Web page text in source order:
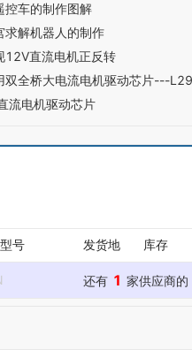
控车的制作图解
求解机器人的制作
12V直流电机正反转
双全桥大电流电机驱动芯片---
流电机驱动芯片
号 发货地 库存
还有 1 家供应商的